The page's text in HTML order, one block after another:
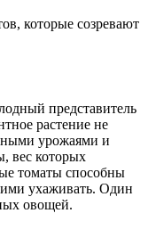
которые созревают
представитель
растение не
урожаями и
вес которых
томаты способны
ухаживать. Один
овощей.